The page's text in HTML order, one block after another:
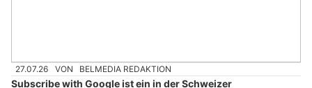
27.07.26 VON BELMEDIA REDAKTION
Subscribe with Google ist ein in der Schweizer